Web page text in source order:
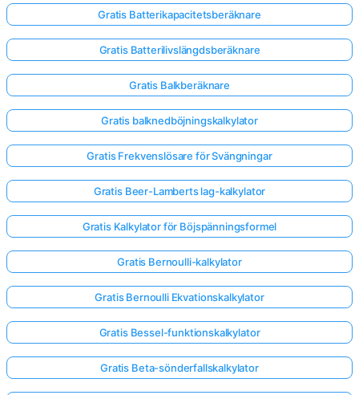
Gratis Batterikapacitetsberäknare
Gratis Batterilivslängdsberäknare
Gratis Balkberäknare
Gratis balknedböjningskalkylator
Gratis Frekvenslösare för Svängningar
Gratis Beer-Lamberts lag-kalkylator
Gratis Kalkylator för Böjspänningsformel
Gratis Bernoulli-kalkylator
Gratis Bernoulli Ekvationskalkylator
Gratis Bessel-funktionskalkylator
Gratis Beta-sönderfallskalkylator